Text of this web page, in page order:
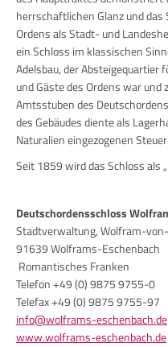
herrschaftlichen Glanz und
Ordens als Stadt- und
ein Schloss im klassischen
Adelsbau, der Absteigequartier
und Gäste des Ordens war und
Amtsstuben des
des Gebäudes diente als
Naturalien eingezogenen
Seit 1859 wird das Schloss als
Deutschordensschloss
Stadtverwaltung, Wolfram-
91639 Wolframs-Eschenbach
Romantisches Franken
Telefon +49 (0) 9875 9755-0
Telefax +49 (0) 9875 9755-97
info@wolframs-eschenbach.de
www.wolframs-eschenbach.de